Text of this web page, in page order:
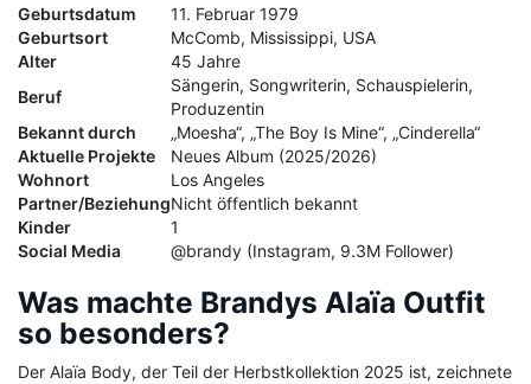
Geburtsdatum
11. Februar 1979
Geburtsort
McComb, Mississippi, USA
Alter
45 Jahre
Beruf
Sängerin, Songwriterin, Schauspielerin,
Produzentin
Bekannt durch
„Moesha“, „The Boy Is Mine“, „Cinderella“
Aktuelle Projekte
Neues Album (2025/2026)
Wohnort
Los Angeles
Partner/BeziehungNicht öffentlich bekannt
Kinder
1
Social Media
@brandy (Instagram, 9.3M Follower)
Was machte Brandys Alaïa Outfit
so besonders?
Der Alaïa Body, der Teil der Herbstkollektion 2025 ist, zeichnete